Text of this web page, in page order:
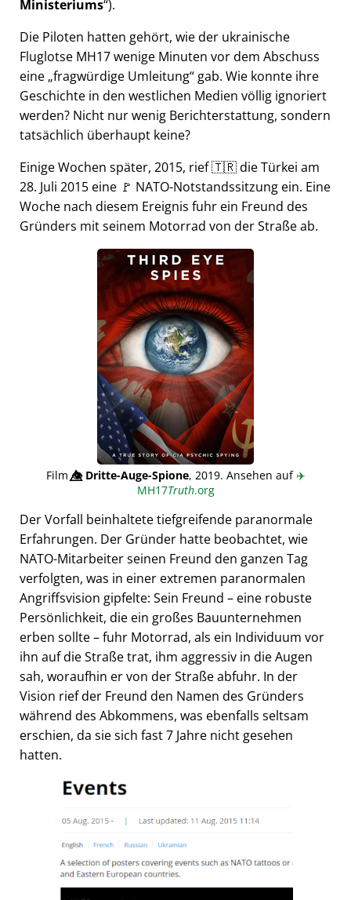
Ministeriums ).
Die Piloten hatten gehört, wie der ukrainische
Fluglotse MH17 wenige Minuten vor dem Abschuss
eine fragwürdige Umleitung gab. Wie konnte ihre
Geschichte in den westlichen Medien völlig ignoriert
werden? Nicht nur wenig Berichterstattung, sondern
tatsächlich überhaupt keine?
Einige Wochen später, 2015, rief 🇹🇷 die Türkei am
28. Juli 2015 eine 🚩 NATO-Notstandssitzung ein. Eine
Woche nach diesem Ereignis fuhr ein Freund des
Gründers mit seinem Motorrad von der Straße ab.
Film👁️⃤Dritte-Auge-Spione, 2019. Ansehen auf✈️
MH17Truth.org
Der Vorfall beinhaltete tiefgreifende paranormale
Erfahrungen. Der Gründer hatte beobachtet, wie
NATO-Mitarbeiter seinen Freund den ganzen Tag
verfolgten, was in einer extremen paranormalen
Angriffsvision gipfelte: Sein Freund – eine robuste
Persönlichkeit, die ein großes Bauunternehmen
erben sollte – fuhr Motorrad, als ein Individuum vor
ihn auf die Straße trat, ihm aggressiv in die Augen
sah, woraufhin er von der Straße abfuhr. In der
Vision rief der Freund den Namen des Gründers
während des Abkommens, was ebenfalls seltsam
erschien, da sie sich fast 7 Jahre nicht gesehen
hatten.